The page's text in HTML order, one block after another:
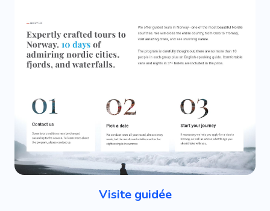
Visite guidée